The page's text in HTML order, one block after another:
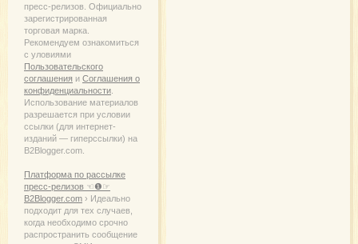
пресс-релизов. Официально
зарегистрированная
торговая марка.
Рекомендуем ознакомиться
с уловиями
Пользовательского
соглашения и Соглашения о
конфиденциальности
Использование материалов
разрешается при условии
ссылки (для интернет-
изданий — гиперссылки) на
B2Blogger.com.
Платформа по рассылке
пресс-релизов ☜❶☞
B2Blogger.com › Идеально
подходит для тех случаев,
когда необходимо срочно
распространить сообщение